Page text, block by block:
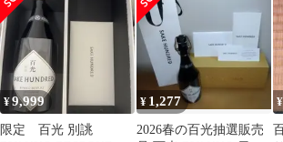
¥9,999
限定 百光 別誂
¥ 1,277
2026春の百光抽選販売
¥